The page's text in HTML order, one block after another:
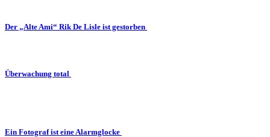
Der „Alte Ami“ Rik De Lisle ist gestorben
Überwachung total
Ein Fotograf ist eine Alarmglocke